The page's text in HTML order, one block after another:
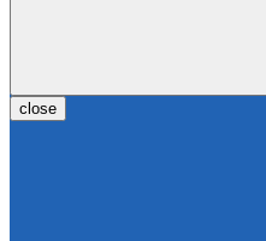
close